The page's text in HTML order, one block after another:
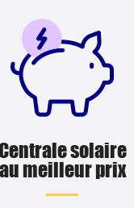
solaire
au meilleur prix